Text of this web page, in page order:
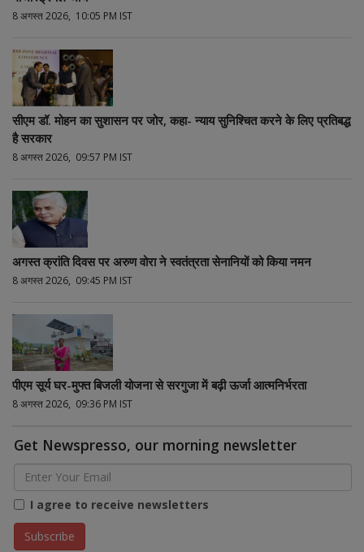
8 अगस्त 2026, 10:05 PM IST
सीएम डॉ. मोहन का सुशासन पर जोर, कहा- न्याय सुनिश्चित करने के लिए प्रतिबद्ध
है सरकार
8 अगस्त 2026, 09:57 PM IST
अगस्त क्रांति दिवस पर अरुण वोरा ने स्वतंत्रता सेनानियों को किया नमन
8 अगस्त 2026, 09:45 PM IST
पीएम सूर्य घर-मुफ्त बिजली योजना से सरगुजा में बढ़ी ऊर्जा आत्मनिर्भरता
8 अगस्त 2026, 09:36 PM IST
Get Newspresso, our morning newsletter
I agree to receive newsletters